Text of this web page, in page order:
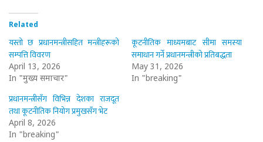
Related
यस्तो छ प्रधानमन्त्रीसहित मन्त्रीहरूको
सम्पत्ति विवरण
April 13, 2026
In "मुख्य समाचार"
कूटनीतिक माध्यमबाट सीमा समस्या
समाधान गर्ने प्रधानमन्त्रीको प्रतिबद्धता
May 31, 2026
In "breaking"
प्रधानमन्त्रीसँग विभिन्न देशका राजदूत
तथा कूटनीतिक नियोग प्रमुखसँग भेट
April 8, 2026
In "breaking"